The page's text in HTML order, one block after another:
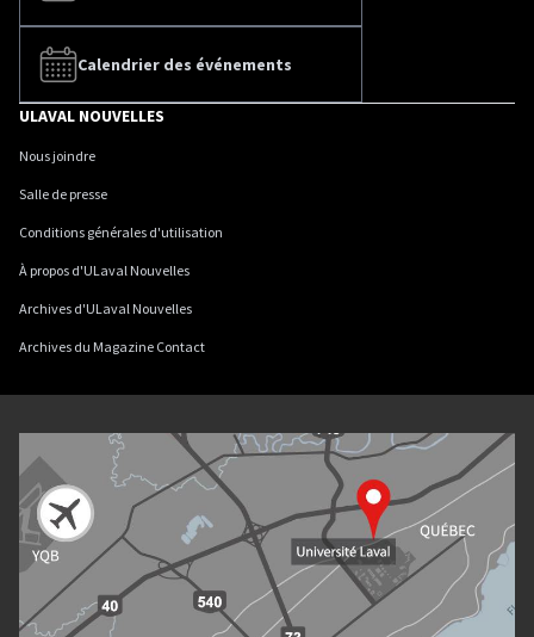
Calendrier des événements
ULAVAL NOUVELLES
Nous joindre
Salle de presse
Conditions générales d'utilisation
À propos d'ULaval Nouvelles
Archives d'ULaval Nouvelles
Archives du Magazine Contact